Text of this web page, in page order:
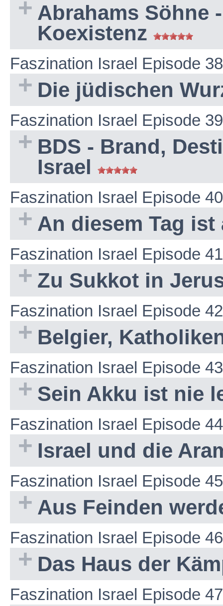
Abrahams Söhne
Koexistenz
Faszination Israel Episode 38
Die jüdischen
Faszination Israel Episode 39
BDS - Brand,
Israel
Faszination Israel Episode 40
An diesem Tag ist
Faszination Israel Episode 41
Zu Sukkot in
Faszination Israel Episode 42
Belgier,
Faszination Israel Episode 43
Sein Akku ist nie
Faszination Israel Episode 44
Israel und die
Faszination Israel Episode 45
Aus Feinden
Faszination Israel Episode 46
Das Haus der
Faszination Israel Episode 47